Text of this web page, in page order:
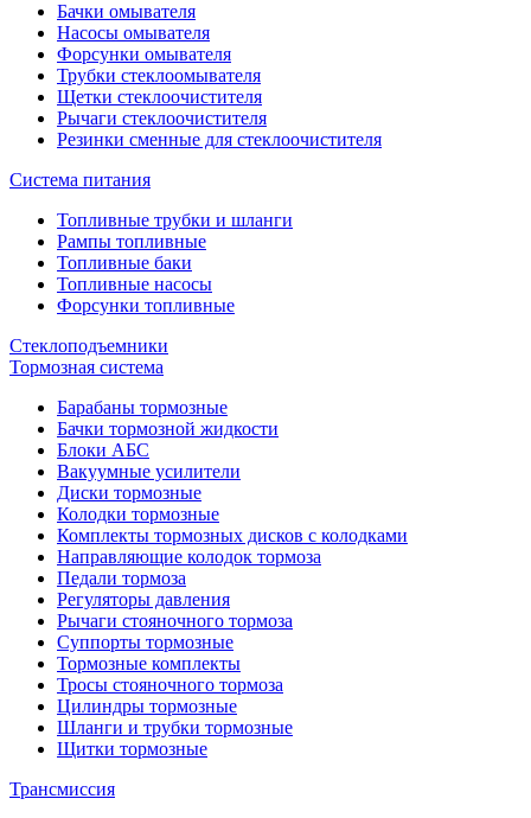
Бачки омывателя
Насосы омывателя
Форсунки омывателя
Трубки стеклоомывателя
Щетки стеклоочистителя
Рычаги стеклоочистителя
Резинки сменные для стеклоочистителя
Система питания
Топливные трубки и шланги
Рампы топливные
Топливные баки
Топливные насосы
Форсунки топливные
Стеклоподъемники
Тормозная система
Барабаны тормозные
Бачки тормозной жидкости
Блоки АБС
Вакуумные усилители
Диски тормозные
Колодки тормозные
Комплекты тормозных дисков с колодками
Направляющие колодок тормоза
Педали тормоза
Регуляторы давления
Рычаги стояночного тормоза
Суппорты тормозные
Тормозные комплекты
Тросы стояночного тормоза
Цилиндры тормозные
Шланги и трубки тормозные
Щитки тормозные
Трансмиссия